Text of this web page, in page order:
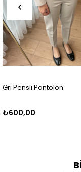
Gri Pensli Pantolon
₺600,00